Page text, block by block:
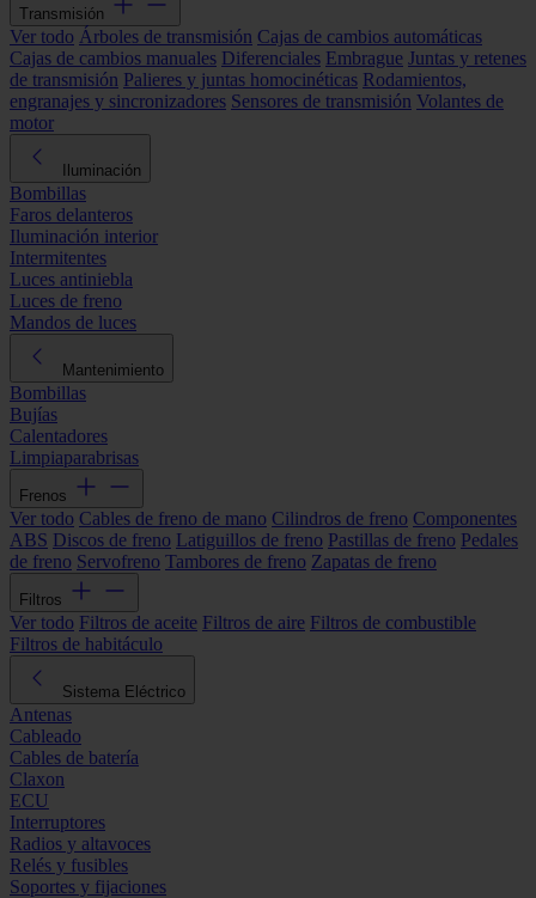
Transmisión
Ver todo Árboles de transmisión Cajas de cambios automáticas
Cajas de cambios manuales Diferenciales Embrague Juntas y retenes
de transmisión Palieres y juntas homocinéticas Rodamientos,
engranajes y sincronizadores Sensores de transmisión Volantes de
motor
Iluminación
Bombillas
Faros delanteros
Iluminación interior
Intermitentes
Luces antiniebla
Luces de freno
Mandos de luces
Mantenimiento
Bombillas
Bujías
Calentadores
Limpiaparabrisas
Frenos
Ver todo Cables de freno de mano Cilindros de freno Componentes
ABS Discos de freno Latiguillos de freno Pastillas de freno Pedales
de freno Servofreno Tambores de freno Zapatas de freno
Filtros
Ver todo Filtros de aceite Filtros de aire Filtros de combustible
Filtros de habitáculo
Sistema Eléctrico
Antenas
Cableado
Cables de batería
Claxon
ECU
Interruptores
Radios y altavoces
Relés y fusibles
Soportes y fijaciones